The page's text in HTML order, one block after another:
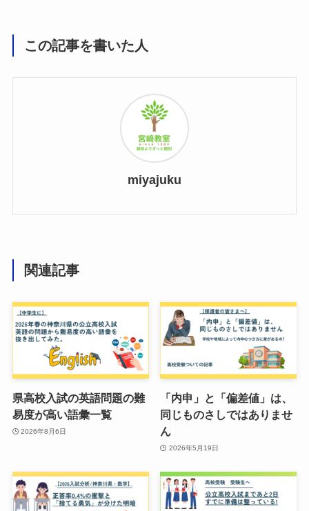
この記事を書いた人
miyajuku
関連記事
県高校入試の英語問題の難
易度が高い語彙一覧
2026年8月6日
「内申」と「偏差値」は、
同じものさしではありませ
ん
2026年5月19日